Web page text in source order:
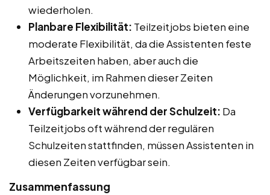
wiederholen.
Planbare Flexibilität: Teilzeitjobs bieten eine
moderate Flexibilität, da die Assistenten feste
Arbeitszeiten haben, aber auch die
Möglichkeit, im Rahmen dieser Zeiten
Änderungen vorzunehmen.
Verfügbarkeit während der Schulzeit: Da
Teilzeitjobs oft während der regulären
Schulzeiten stattfinden, müssen Assistenten in
diesen Zeiten verfügbar sein.
Zusammenfassung